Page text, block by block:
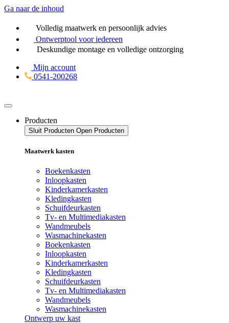
Ga naar de inhoud
Volledig maatwerk en persoonlijk advies
Ontwerptool voor iedereen
Deskundige montage en volledige ontzorging
Mijn account
0541-200268
Producten
Sluit Producten Open Producten
Maatwerk kasten
Boekenkasten
Inloopkasten
Kinderkamerkasten
Kledingkasten
Schuifdeurkasten
Tv- en Multimediakasten
Wandmeubels
Wasmachinekasten
Boekenkasten
Inloopkasten
Kinderkamerkasten
Kledingkasten
Schuifdeurkasten
Tv- en Multimediakasten
Wandmeubels
Wasmachinekasten
Ontwerp uw kast